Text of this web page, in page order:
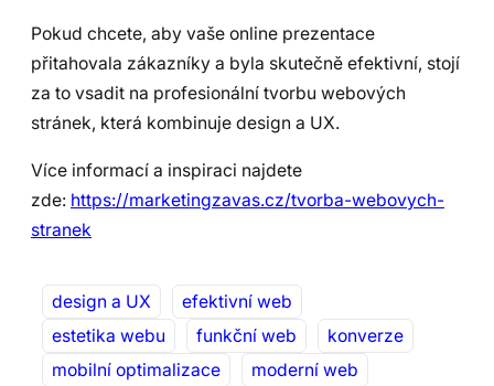
Pokud chcete, aby vaše online prezentace
přitahovala zákazníky a byla skutečně efektivní, stojí
za to vsadit na profesionální tvorbu webových
stránek, která kombinuje design a UX.
Více informací a inspiraci najdete
zde: https://marketingzavas.cz/tvorba-webovych-
stranek
design a UX
efektivní web
estetika webu
funkční web
konverze
mobilní optimalizace
moderní web